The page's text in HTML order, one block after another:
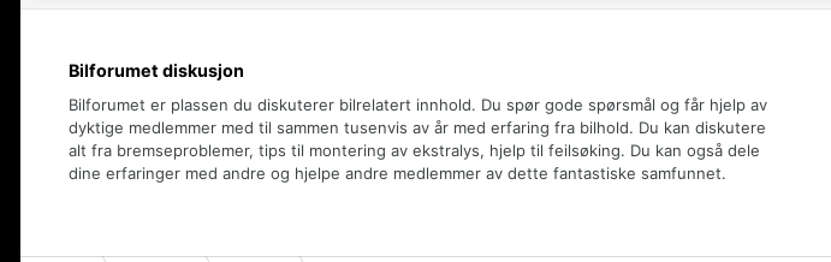
Bilforumet diskusjon
Bilforumet er plassen du diskuterer bilrelatert innhold. Du spør gode spørsmål og får hjelp av
dyktige medlemmer med til sammen tusenvis av år med erfaring fra bilhold. Du kan diskutere
alt fra bremseproblemer, tips til montering av ekstralys, hjelp til feilsøking. Du kan også dele
dine erfaringer med andre og hjelpe andre medlemmer av dette fantastiske samfunnet.